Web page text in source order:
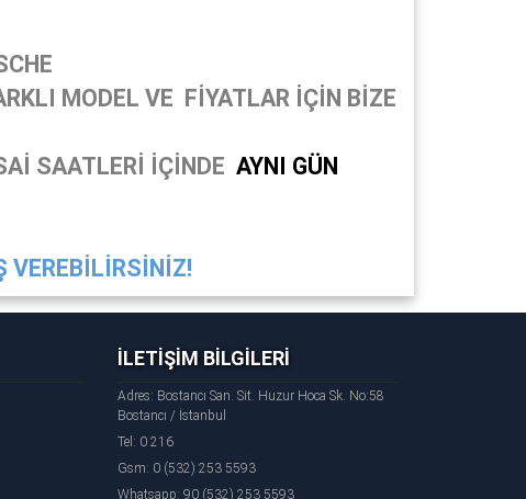
MODEL VE FİYATLAR İÇİN BİZE
SAATLERİ İÇİNDE AYNI GÜN
VEREBİLİRSİNİZ!
İLETİŞİM BİLGİLERİ
Adres: Bostancı San. Sit. Huzur Hoca Sk. No:58
Bostancı / İstanbul
Tel: 0 216
Gsm: 0 (532) 253 5593
Whatsapp: 90 (532) 253 5593